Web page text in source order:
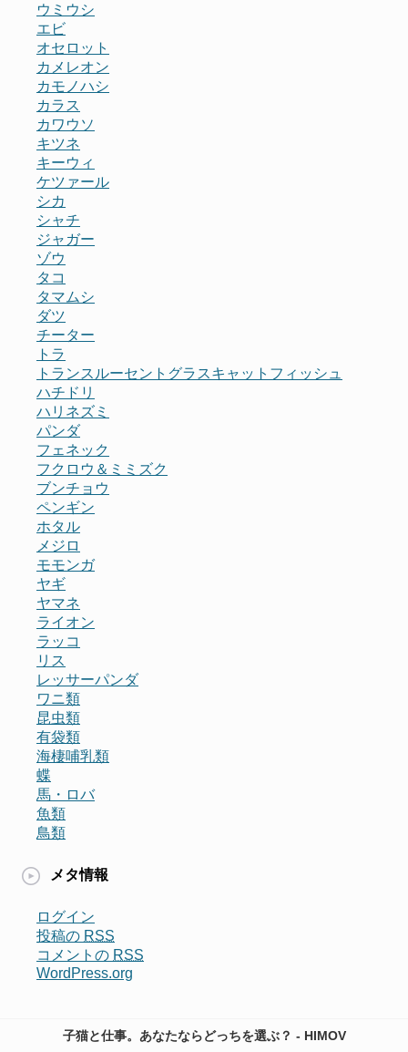
ウミウシ
エビ
オセロット
カメレオン
カモノハシ
カラス
カワウソ
キツネ
キーウィ
ケツァール
シカ
シャチ
ジャガー
ゾウ
タコ
タマムシ
ダツ
チーター
トラ
トランスルーセントグラスキャットフィッシュ
ハチドリ
ハリネズミ
パンダ
フェネック
フクロウ＆ミミズク
ブンチョウ
ペンギン
ホタル
メジロ
モモンガ
ヤギ
ヤマネ
ライオン
ラッコ
リス
レッサーパンダ
ワニ類
昆虫類
有袋類
海棲哺乳類
蝶
馬・ロバ
魚類
鳥類
メタ情報
ログイン
投稿の RSS
コメントの RSS
WordPress.org
子猫と仕事。あなたならどっちを選ぶ？ - HIMOV